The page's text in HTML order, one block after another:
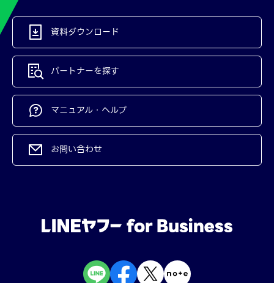
資料ダウンロード
パートナーを探す
マニュアル・ヘルプ
お問い合わせ